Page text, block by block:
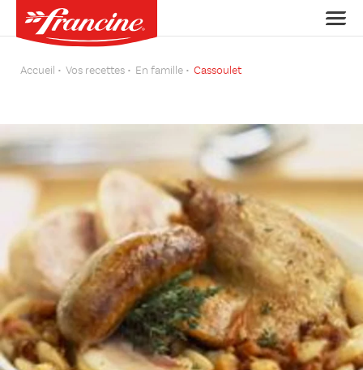
Accueil Vos recettes En famille Cassoulet